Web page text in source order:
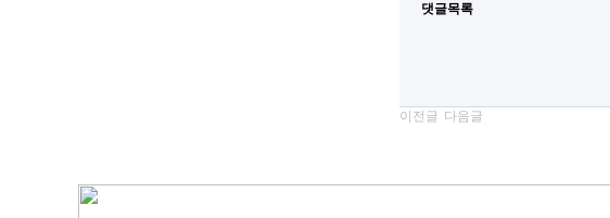
댓글목록
이전글 다음글